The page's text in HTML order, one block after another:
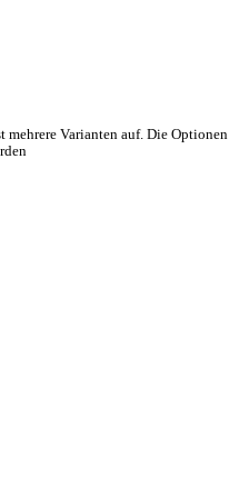
mehrere Varianten auf. Die Optionen